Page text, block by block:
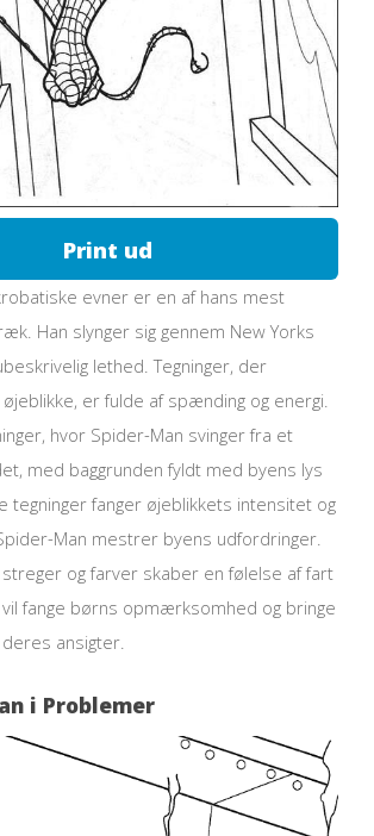
Print ud
evner er en af hans mest
Han slynger sig gennem New Yorks
lethed. Tegninger, der
er fulde af spænding og energi.
hvor Spider-Man svinger fra et
med baggrunden fyldt med byens lys
tegninger fanger øjeblikkets intensitet og
Man mestrer byens udfordringer.
og farver skaber en følelse af fart
fange børns opmærksomhed og bringe
ansigter.
i Problemer